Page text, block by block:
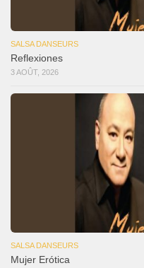
SALSA DANSEURS
Reflexiones
3 AOÛT, 2026
SALSA DANSEURS
Mujer Erótica